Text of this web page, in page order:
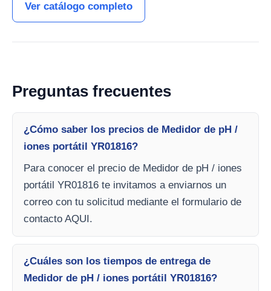
Ver catálogo completo
Preguntas frecuentes
¿Cómo saber los precios de Medidor de pH /
iones portátil YR01816?
Para conocer el precio de Medidor de pH / iones
portátil YR01816 te invitamos a enviarnos un
correo con tu solicitud mediante el formulario de
contacto AQUI.
¿Cuáles son los tiempos de entrega de
Medidor de pH / iones portátil YR01816?